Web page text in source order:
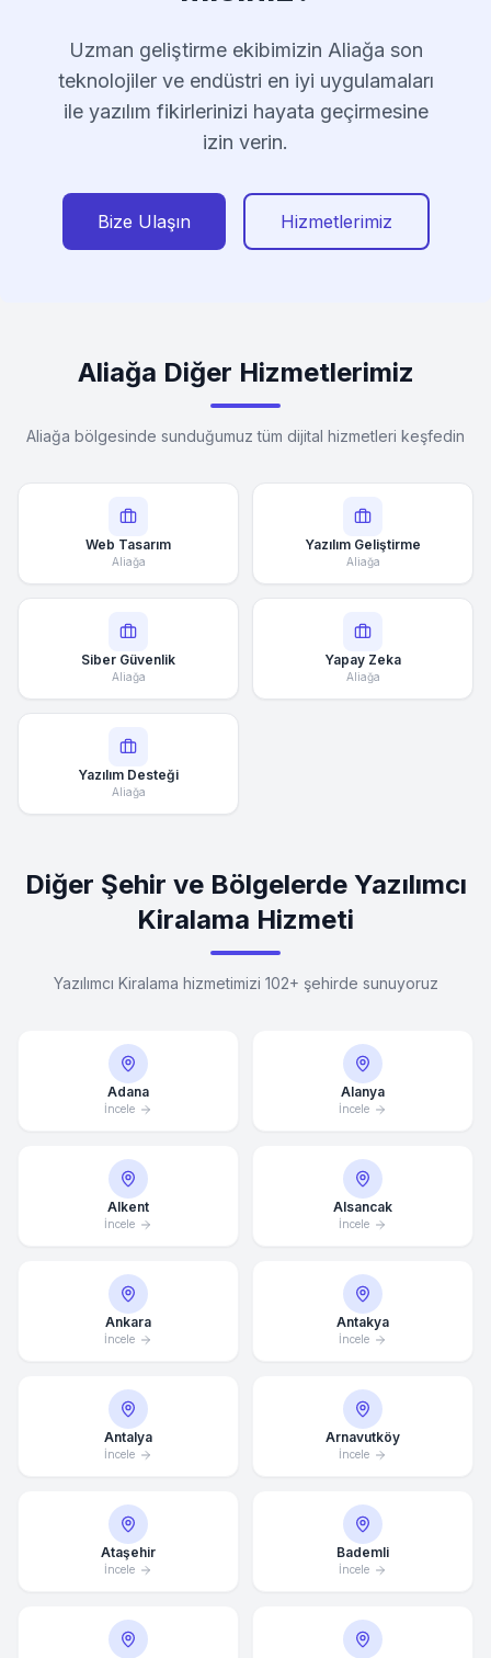
Uzman geliştirme ekibimizin Aliağa son
teknolojiler ve endüstri en iyi uygulamaları
ile yazılım fikirlerinizi hayata geçirmesine
izin verin.
Bize Ulaşın Hizmetlerimiz
Aliağa Diğer Hizmetlerimiz
Aliağa bölgesinde sunduğumuz tüm dijital hizmetleri keşfedin
Web Tasarım
Aliağa
Yazılım Geliştirme
Aliağa
Siber Güvenlik
Aliağa
Yapay Zeka
Aliağa
Yazılım Desteği
Aliağa
Diğer Şehir ve Bölgelerde Yazılımcı
Kiralama Hizmeti
Yazılımcı Kiralama hizmetimizi 102+ şehirde sunuyoruz
Adana
İncele
Alanya
İncele
Alkent
İncele
Alsancak
İncele
Ankara
İncele
Antakya
İncele
Antalya
İncele
Arnavutköy
İncele
Ataşehir
İncele
Bademli
İncele